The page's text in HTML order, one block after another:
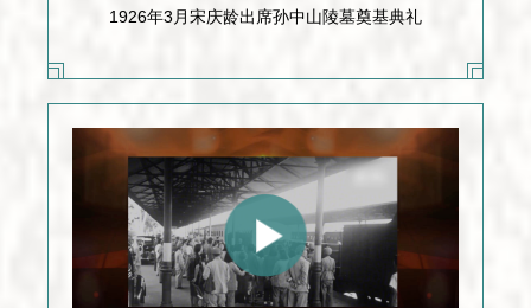
1926年3月宋庆龄出席孙中山陵墓奠基典礼